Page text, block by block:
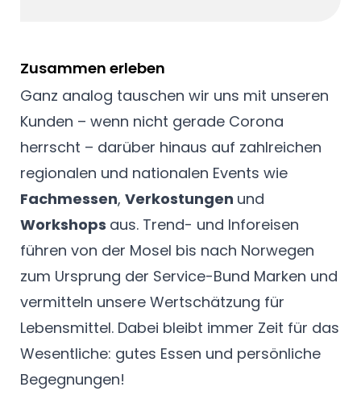
Zusammen erleben
Ganz analog tauschen wir uns mit unseren
Kunden – wenn nicht gerade Corona
herrscht – darüber hinaus auf zahlreichen
regionalen und nationalen Events wie
Fachmessen, Verkostungen und
Workshops aus. Trend- und Inforeisen
führen von der Mosel bis nach Norwegen
zum Ursprung der Service-Bund Marken und
vermitteln unsere Wertschätzung für
Lebensmittel. Dabei bleibt immer Zeit für das
Wesentliche: gutes Essen und persönliche
Begegnungen!